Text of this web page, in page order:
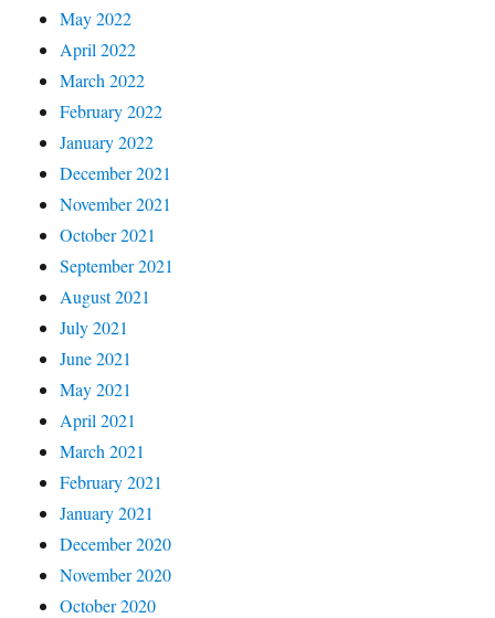
May 2022
April 2022
March 2022
February 2022
January 2022
December 2021
November 2021
October 2021
September 2021
August 2021
July 2021
June 2021
May 2021
April 2021
March 2021
February 2021
January 2021
December 2020
November 2020
October 2020